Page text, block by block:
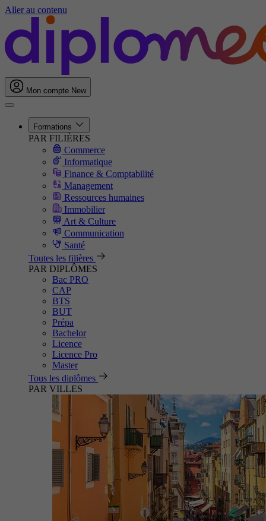
Aller au contenu
Mon compte New
Formations
PAR FILIÈRES
Commerce
Informatique
Finance & Comptabilité
Management
Ressources humaines
Immobilier
Art & Culture
Communication
Santé
Toutes les filières
PAR DIPLÔMES
Bac PRO
CAP
BTS
BUT
Prépa
Bachelor
Licence
Licence Pro
Master
Tous les diplômes
PAR VILLES